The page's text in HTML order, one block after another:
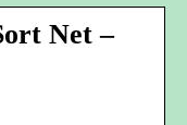
Net –